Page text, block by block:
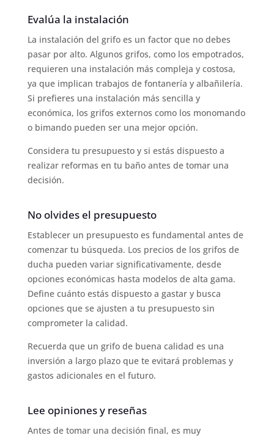
Evalúa la instalación
La instalación del grifo es un factor que no debes
pasar por alto. Algunos grifos, como los empotrados,
requieren una instalación más compleja y costosa,
ya que implican trabajos de fontanería y albañilería.
Si prefieres una instalación más sencilla y
económica, los grifos externos como los monomando
o bimando pueden ser una mejor opción.
Considera tu presupuesto y si estás dispuesto a
realizar reformas en tu baño antes de tomar una
decisión.
No olvides el presupuesto
Establecer un presupuesto es fundamental antes de
comenzar tu búsqueda. Los precios de los grifos de
ducha pueden variar significativamente, desde
opciones económicas hasta modelos de alta gama.
Define cuánto estás dispuesto a gastar y busca
opciones que se ajusten a tu presupuesto sin
comprometer la calidad.
Recuerda que un grifo de buena calidad es una
inversión a largo plazo que te evitará problemas y
gastos adicionales en el futuro.
Lee opiniones y reseñas
Antes de tomar una decisión final, es muy